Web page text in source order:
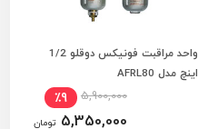
افزودن به سبد خرید
واحد مراقبت فونیکس دوقلو 1/2
اینچ مدل AFRL80
5,900,000 ٪9
5,350,000 تومان